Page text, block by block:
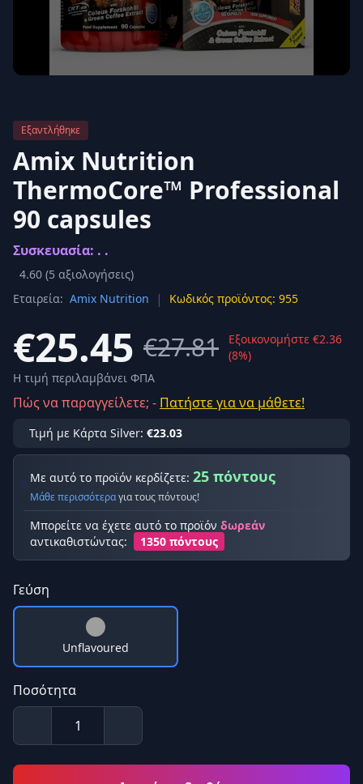
Εξαντλήθηκε
Amix Nutrition
ThermoCore™ Professional
90 capsules
Συσκευασία: . .
4.60 (5 αξιολογήσεις)
Εταιρεία: Amix Nutrition | Κωδικός προϊόντος: 955
€25.45 €27.81
Εξοικονομήστε €2.36
(8%)
Η τιμή περιλαμβάνει ΦΠΑ
Πώς να παραγγείλετε; - Πατήστε για να μάθετε!
Τιμή με Κάρτα Silver: €23.03
Με αυτό το προϊόν κερδίζετε: 25 πόντους
Μάθε περισσότεραγια τους πόντους!
Μπορείτε να έχετε αυτό το προϊόν δωρεάν
αντικαθιστώντας:
1350 πόντους
Γεύση
Unflavoured
Ποσότητα